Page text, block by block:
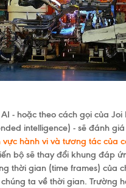
- hoặc theo cách gọi của Joi
intelligence) - sẽ đánh
vực hành vi và tương tác của
bộ sẽ thay đổi khung đáp
thời gian (time frames) của
ta về thời gian. Trường